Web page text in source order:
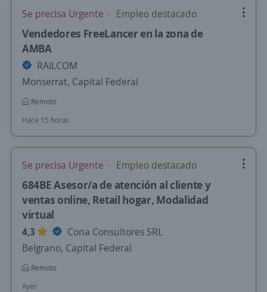
Se precisa Urgente Empleo destacado
Vendedores FreeLancer en la zona de
AMBA
RAILCOM
Monserrat, Capital Federal
Remoto
Hace 15 horas
Se precisa Urgente Empleo destacado
684BE Asesor/a de atención al cliente y
ventas online, Retail hogar, Modalidad
virtual
4,3
Cona Consultores SRL
Belgrano, Capital Federal
Remoto
Ayer